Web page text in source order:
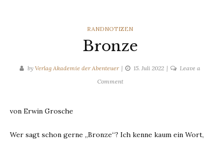
CATEGORIES
RANDNOTIZEN
Bronze
by Verlag Akademie der Abenteuer 15. Juli 2022
Leave a
Commenton
von Erwin Grosche
Wer sagt schon gerne „Bronze“? Ich kenne kaum ein Wort,